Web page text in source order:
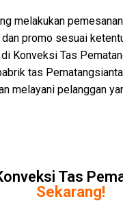
melakukan
promo sesuai
Konveksi Tas
tas
melayani pelanggan
Tas
Sekarang!